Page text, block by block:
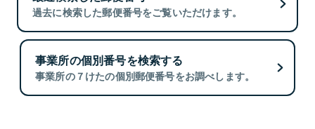
過去に検索した郵便番号をご覧いただけます。
事業所の個別番号を検索する
事業所の７けたの個別郵便番号をお調べします。